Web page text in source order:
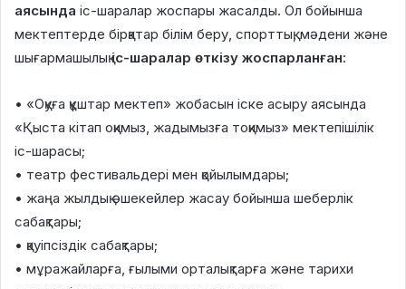
аясында іс-шаралар жоспары жасалды. Ол бойынша
мектептерде бірқатар білім беру, спорттық, мәдени және
шығармашылықіс-шаралар өткізу жоспарланған:
• «Оқуға құштар мектеп» жобасын іске асыру аясында
«Қыста кітап оқимыз, жадымызға тоқимыз» мектепішілік
іс-шарасы;
• театр фестивальдері мен қойылымдары;
• жаңа жылдық әшекейлер жасау бойынша шеберлік
сабақтары;
• қауіпсіздік сабақтары;
• мұражайларға, ғылыми орталықтарға және тарихи